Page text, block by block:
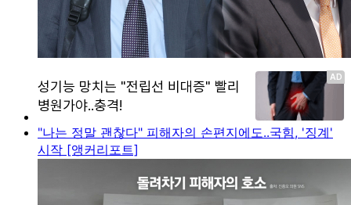
"나는 정말 괜찮다" 피해자의 손편지에도..국힘, '징계'
시작 [앵커리포트]